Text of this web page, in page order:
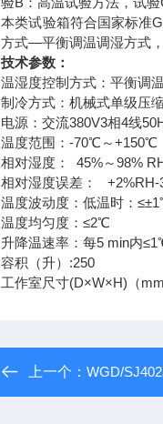
本类试验箱符合国家标准
方式—平衡调温调湿方式
技术参数：
温湿度控制方式：平衡调温
制冷方式：机械式单级压
电源：交流380V3相4线
温度范围：-70℃～+150℃
相对湿度： 45%～98%
相对湿度误差： +2%RH-
温度波动度：低温时：
温度均匀度：≤2℃
升降温速率：每5 min内
容积（升）:250
工作室尺寸(D×W×H)（
上一个：WGD/